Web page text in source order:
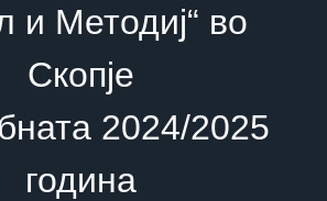
и Методиј“ во
Скопје
2024/2025
година